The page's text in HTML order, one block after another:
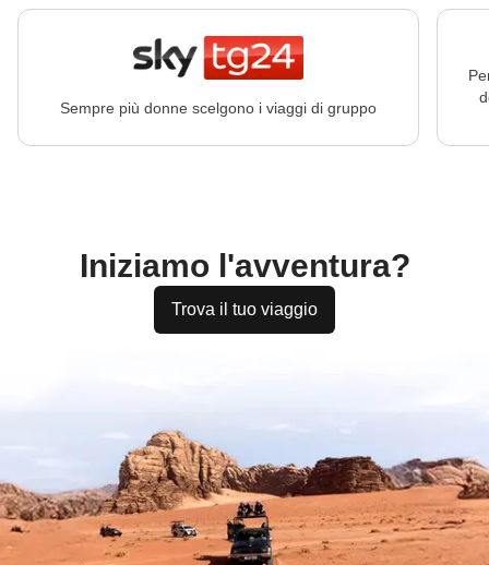
Sempre più donne scelgono i viaggi di gruppo
Iniziamo l'avventura?
Trova il tuo viaggio